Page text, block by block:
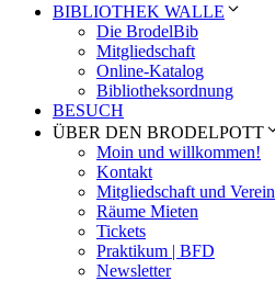
BIBLIOTHEK WALLE
Die BrodelBib
Mitgliedschaft
Online-Katalog
Bibliotheksordnung
BESUCH
ÜBER DEN BRODELPOTT
Moin und willkommen!
Kontakt
Mitgliedschaft und Verein
Räume Mieten
Tickets
Praktikum | BFD
Newsletter